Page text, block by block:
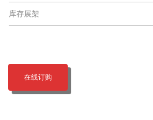
库存展架
在线订购